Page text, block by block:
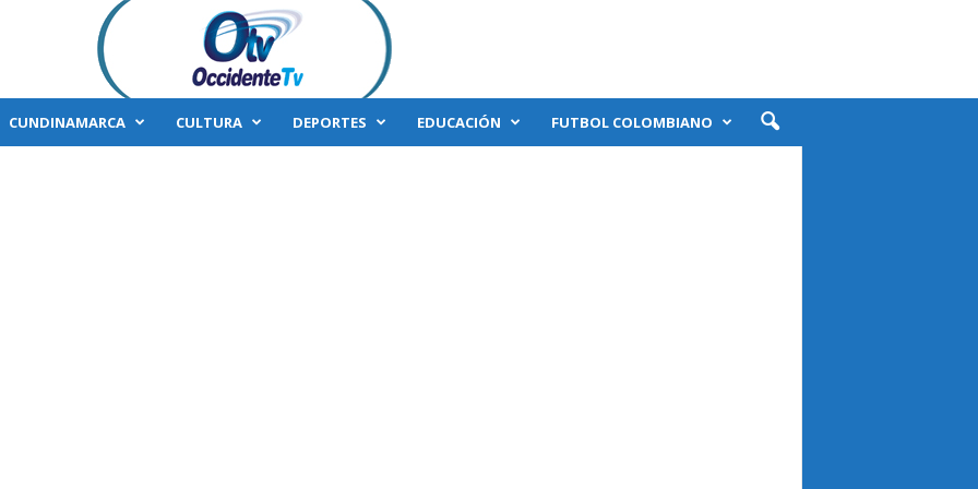
CUNDINAMARCA CULTURA DEPORTES EDUCACIÓN FUTBOL COLOMBIANO